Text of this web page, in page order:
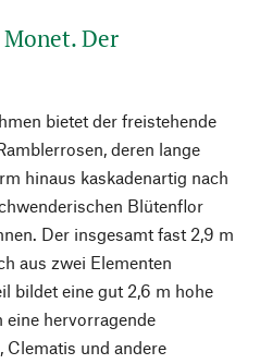
Der
bietet der freistehende
deren lange
hinaus kaskadenartig nach
Blütenflor
Der insgesamt fast 2,9 m
aus zwei Elementen
bildet eine gut 2,6 m hohe
eine hervorragende
Clematis und andere